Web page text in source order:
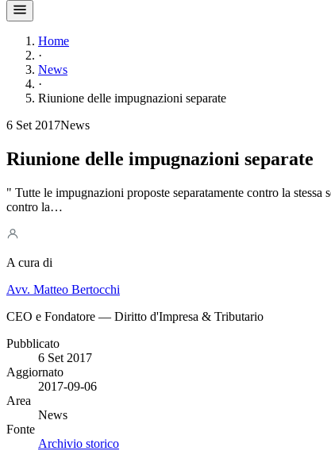
Home
·
News
·
Riunione delle impugnazioni separate
6 Set 2017News
Riunione delle impugnazioni separate
" Tutte le impugnazioni proposte separatamente contro la
contro la…
A cura di
Avv. Matteo Bertocchi
CEO e Fondatore — Diritto d'Impresa & Tributario
Pubblicato
6 Set 2017
Aggiornato
2017-09-06
Area
News
Fonte
Archivio storico